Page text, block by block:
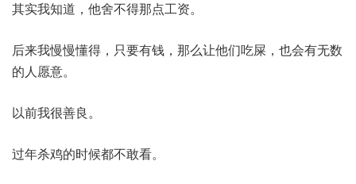
其实我知道，他舍不得那点工资。
后来我慢慢懂得，只要有钱，那么让他们吃屎，也会有无数
的人愿意。
以前我很善良。
过年杀鸡的时候都不敢看。